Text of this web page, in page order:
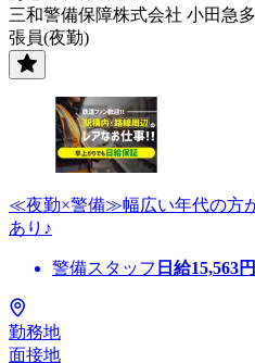
三和警備保障株式会社 小田急
張員(夜勤)
≪夜勤×警備≫幅広い年代の方
あり♪
警備スタッフ 日給15,563
勤務地
面接地